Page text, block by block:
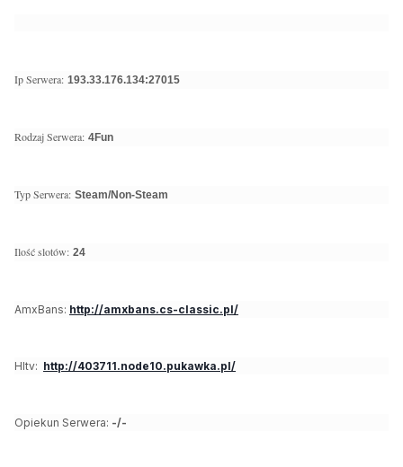
Ip Serwera: 193.33.176.134:27015
Rodzaj Serwera: 4Fun
Typ Serwera: Steam/Non-Steam
Ilość slotów: 24
AmxBans: http://amxbans.cs-classic.pl/
Hltv: http://403711.node10.pukawka.pl/
Opiekun Serwera: -/-